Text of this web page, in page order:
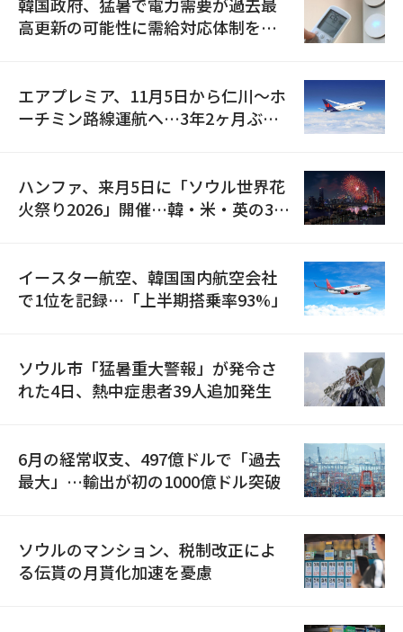
高更新の可能性に需給対応体制を点
エアプレミア、11月5日から仁川〜ホ
ーチミン路線運航へ…3年2ヶ月ぶり
ハンファ、来月5日に「ソウル世界花
火祭り2026」開催…韓・米・英の3カ
イースター航空、韓国国内航空会社
で1位を記録…「上半期搭乗率93%」
ソウル市「猛暑重大警報」が発令さ
れた4日、熱中症患者39人追加発生
6月の経常収支、497億ドルで「過去
最大」…輸出が初の1000億ドル突破
ソウルのマンション、税制改正によ
る伝貰の月貰化加速を憂慮